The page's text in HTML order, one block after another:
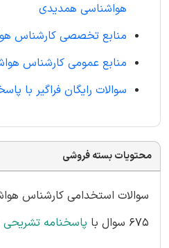
هواشناسی همدیدی
منابع تخصصی کارشناس
منابع عمومی کارشناس
سوالات رایگان فراگیر با
محتویات بسته فروشی
سوالات استخدامی کارشناس
675 سوال با
پاسخنامه تشریحی